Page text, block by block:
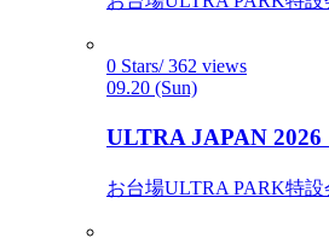
0 Stars/ 362 views
09.20 (Sun)
ULTRA JAPAN 2026
お台場ULTRA PARK特設